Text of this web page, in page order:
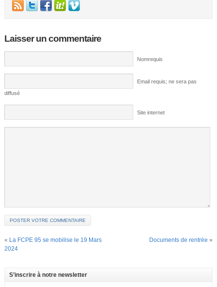
Laisser un commentaire
Nomrequis
Email requis; ne sera pas
diffusé
Site internet
« La FCPE 95 se mobilise le 19 Mars
2024
Documents de rentrée »
S’inscrire à notre newsletter